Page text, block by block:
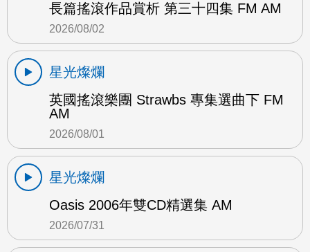
長篇搖滾作品賞析 第三十四集 FM AM
2026/08/02
星光燦爛
英國搖滾樂團 Strawbs 專集選曲下 FM
AM
2026/08/01
星光燦爛
Oasis 2006年雙CD精選集 AM
2026/07/31